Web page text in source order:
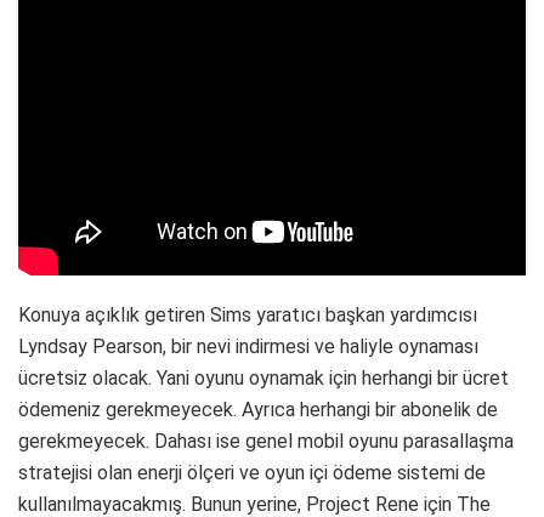
Konuya açıklık getiren Sims yaratıcı başkan yardımcısı
Lyndsay Pearson, bir nevi indirmesi ve haliyle oynaması
ücretsiz olacak. Yani oyunu oynamak için herhangi bir ücret
ödemeniz gerekmeyecek. Ayrıca herhangi bir abonelik de
gerekmeyecek. Dahası ise genel mobil oyunu parasallaşma
stratejisi olan enerji ölçeri ve oyun içi ödeme sistemi de
kullanılmayacakmış. Bunun yerine, Project Rene için The